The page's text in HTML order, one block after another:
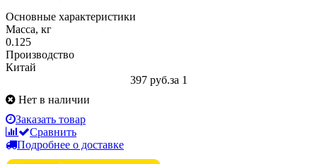
Основные характеристики
Масса, кг
0.125
Производство
Китай
397 руб.за 1
Нет в наличии
Заказать товар
Сравнить
Подробнее о доставке